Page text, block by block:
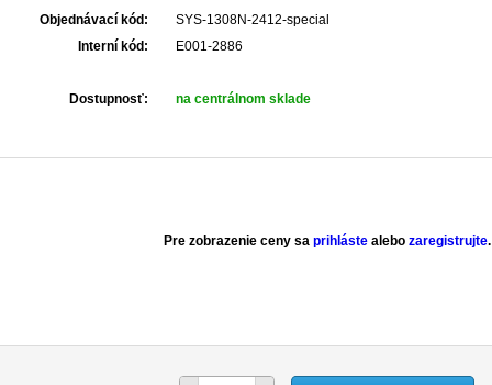
Objednávací kód:
SYS-1308N-2412-special
Interní kód:
E001-2886
Dostupnosť: na centrálnom sklade
Pre zobrazenie ceny sa prihláste alebo zaregistrujte.